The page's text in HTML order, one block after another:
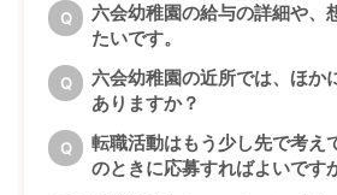
Q
六会幼稚園の給与の詳細や、
たいです。
Q
六会幼稚園の近所では、ほか
ありますか？
Q
転職活動はもう少し先で考え
のときに応募すればよいです